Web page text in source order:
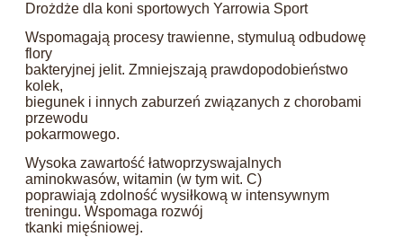
Drożdże dla koni sportowych Yarrowia Sport
Wspomagają procesy trawienne, stymuluą odbudowę
flory
bakteryjnej jelit. Zmniejszają prawdopodobieństwo
kolek,
biegunek i innych zaburzeń związanych z chorobami
przewodu
pokarmowego.
Wysoka zawartość łatwoprzyswajalnych
aminokwasów, witamin (w tym wit. C)
poprawiają zdolność wysiłkową w intensywnym
treningu. Wspomaga rozwój
tkanki mięśniowej.